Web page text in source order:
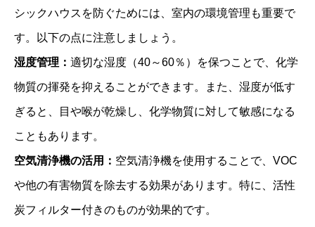
シックハウスを防ぐためには、室内の環境管理も重要で
す。以下の点に注意しましょう。
湿度管理： 適切な湿度（40～60％）を保つことで、化学
物質の揮発を抑えることができます。また、湿度が低す
ぎると、目や喉が乾燥し、化学物質に対して敏感になる
こともあります。
空気清浄機の活用： 空気清浄機を使用することで、VOC
や他の有害物質を除去する効果があります。特に、活性
炭フィルター付きのものが効果的です。